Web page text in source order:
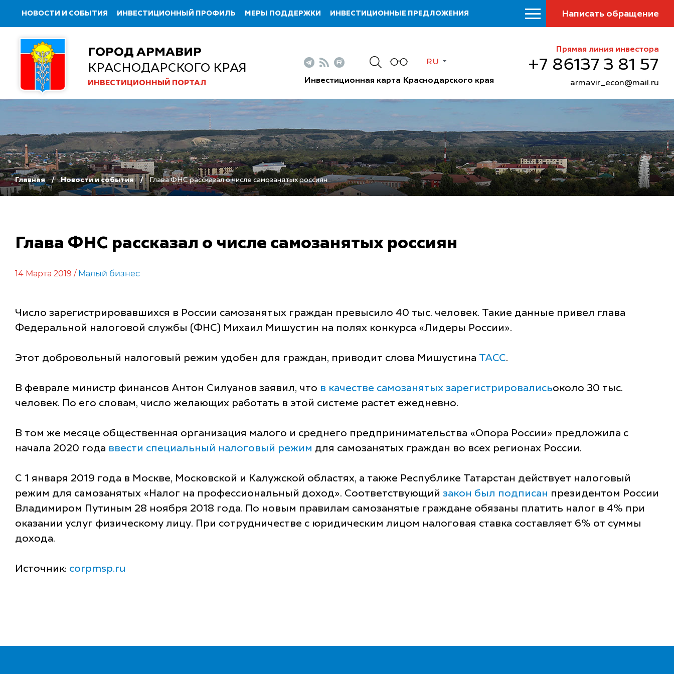
НОВОСТИ И СОБЫТИЯ ИНВЕСТИЦИОННЫЙ ПРОФИЛЬ МЕРЫ ПОДДЕРЖКИ ИНВЕСТИЦИОННЫЕ ПРЕДЛОЖЕНИЯ Написать обращение
ГОРОД АРМАВИР
КРАСНОДАРСКОГО КРАЯ
ИНВЕСТИЦИОННЫЙ ПОРТАЛ
RU
Инвестиционная карта Краснодарского края
Прямая линия инвестора
+7 86137 3 81 57
armavir_econ@mail.ru
Главная Новости и события Глава ФНС рассказал о числе самозанятых россиян
Глава ФНС рассказал о числе самозанятых россиян
14 Марта 2019 / Малый бизнес
Число зарегистрировавшихся в России самозанятых граждан превысило 40 тыс. человек. Такие данные привел глава
Федеральной налоговой службы (ФНС) Михаил Мишустин на полях конкурса «Лидеры России».
Этот добровольный налоговый режим удобен для граждан, приводит слова Мишустина ТАСС.
В феврале министр финансов Антон Силуанов заявил, что в качестве самозанятых зарегистрировалисьоколо 30 тыс.
человек. По его словам, число желающих работать в этой системе растет ежедневно.
В том же месяце общественная организация малого и среднего предпринимательства «Опора России» предложила с
начала 2020 года ввести специальный налоговый режим для самозанятых граждан во всех регионах России.
С 1 января 2019 года в Москве, Московской и Калужской областях, а также Республике Татарстан действует налоговый
режим для самозанятых «Налог на профессиональный доход». Соответствующий закон был подписан президентом России
Владимиром Путиным 28 ноября 2018 года. По новым правилам самозанятые граждане обязаны платить налог в 4% при
оказании услуг физическому лицу. При сотрудничестве с юридическим лицом налоговая ставка составляет 6% от суммы
дохода.
Источник: corpmsp.ru